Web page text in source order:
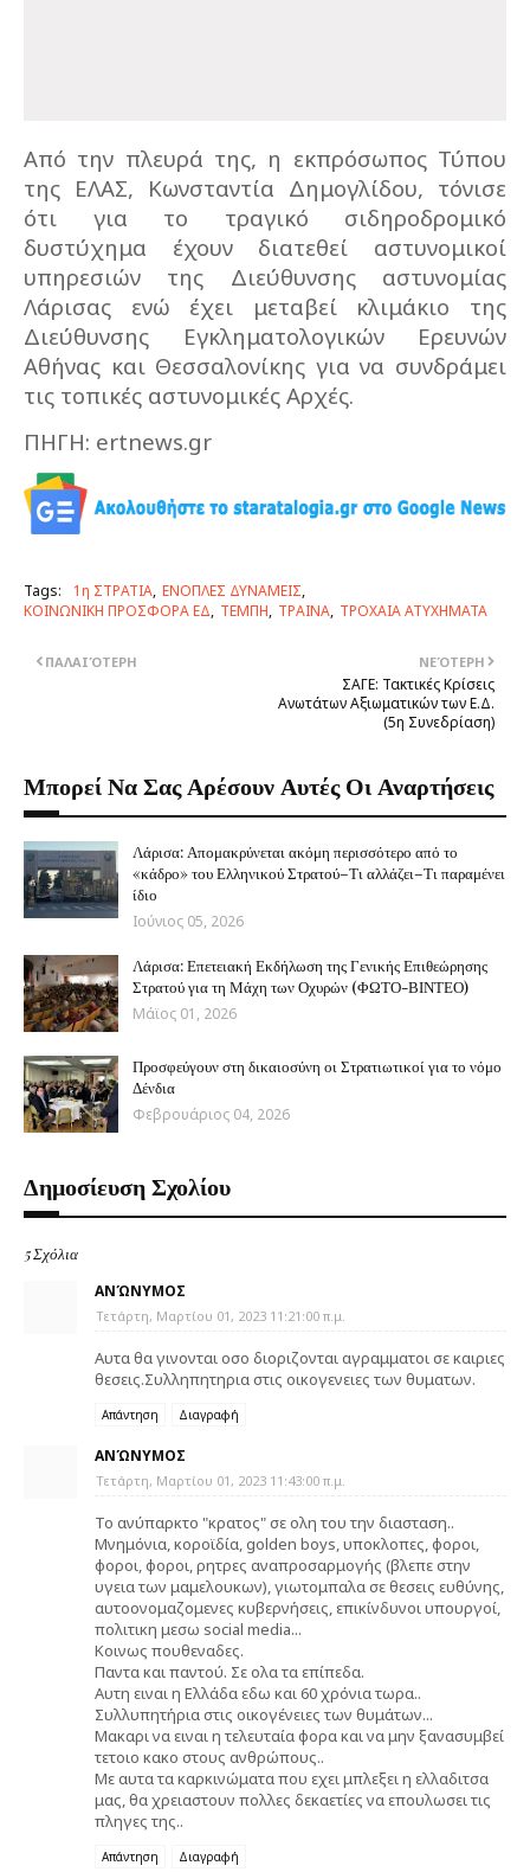
Από την πλευρά της, η εκπρόσωπος Τύπου
της ΕΛΑΣ, Κωνσταντία Δημογλίδου, τόνισε
ότι για το τραγικό σιδηροδρομικό
δυστύχημα έχουν διατεθεί αστυνομικοί
υπηρεσιών της Διεύθυνσης αστυνομίας
Λάρισας ενώ έχει μεταβεί κλιμάκιο της
Διεύθυνσης Εγκληματολογικών Ερευνών
Αθήνας και Θεσσαλονίκης για να συνδράμει
τις τοπικές αστυνομικές Αρχές.
ΠΗΓΗ: ertnews.gr
Tags: 1η ΣΤΡΑΤΙΑ ΕΝΟΠΛΕΣ ΔΥΝΑΜΕΙΣ
ΚΟΙΝΩΝΙΚΗ ΠΡΟΣΦΟΡΑ ΕΔ ΤΕΜΠΗ ΤΡΑΙΝΑ ΤΡΟΧΑΙΑ ΑΤΥΧΗΜΑΤΑ
ΝΕΌΤΕΡΗ
ΣΑΓΕ: Τακτικές Κρίσεις
Ανωτάτων Αξιωματικών των Ε.Δ.
(5η Συνεδρίαση)
ΠΑΛΑΙΌΤΕΡΗ
Μπορεί Να Σας Αρέσουν Αυτές Οι Αναρτήσεις
Λάρισα: Απομακρύνεται ακόμη περισσότερο από το
«κάδρο» του Ελληνικού Στρατού–Τι αλλάζει–Τι παραμένει
ίδιο
Ιούνιος 05, 2026
Λάρισα: Επετειακή Εκδήλωση της Γενικής Επιθεώρησης
Στρατού για τη Μάχη των Οχυρών (ΦΩΤΟ-ΒΙΝΤΕΟ)
Μάϊος 01, 2026
Προσφεύγουν στη δικαιοσύνη οι Στρατιωτικοί για το νόμο
Δένδια
Φεβρουάριος 04, 2026
Δημοσίευση Σχολίου
5 Σχόλια
ΑΝΏΝΥΜΟΣ
Τετάρτη, Μαρτίου 01, 2023 11:21:00 π.μ.
Αυτα θα γινονται οσο διοριζονται αγραμματοι σε καιριες
θεσεις.Συλληπητηρια στις οικογενειες των θυματων.
Απάντηση Διαγραφή
ΑΝΏΝΥΜΟΣ
Τετάρτη, Μαρτίου 01, 2023 11:43:00 π.μ.
Το ανύπαρκτο "κρατος" σε ολη του την διασταση..
Μνημόνια, κοροϊδία, golden boys, υποκλοπες, φοροι,
φοροι, φοροι, ρητρες αναπροσαρμογής (βλεπε στην
υγεια των μαμελουκων), γιωτομπαλα σε θεσεις ευθύνης,
αυτοονομαζομενες κυβερνήσεις, επικίνδυνοι υπουργοί,
πολιτικη μεσω social media...
Κοινως πουθεναδες.
Παντα και παντού. Σε ολα τα επίπεδα.
Αυτη ειναι η Ελλάδα εδω και 60 χρόνια τωρα..
Συλλυπητήρια στις οικογένειες των θυμάτων...
Μακαρι να ειναι η τελευταία φορα και να μην ξανασυμβεί
τετοιο κακο στους ανθρώπους..
Με αυτα τα καρκινώματα που εχει μπλεξει η ελλαδιτσα
μας, θα χρειαστουν πολλες δεκαετίες να επουλωσει τις
πληγες της..
Απάντηση Διαγραφή